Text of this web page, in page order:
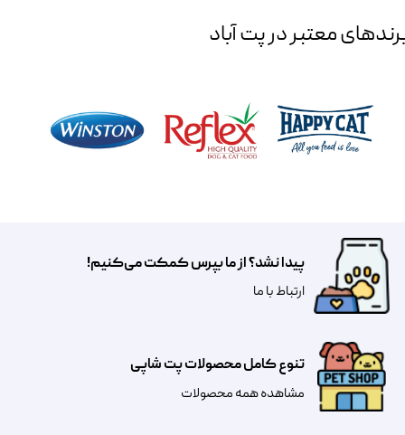
معتبر در پت آباد
تنوع کامل محصولات پت شاپی
مشاهده همه محصولات
پیدا نشد؟ از ما بپرس کمکت می‌کنیم!
​​​ارتباط با ما